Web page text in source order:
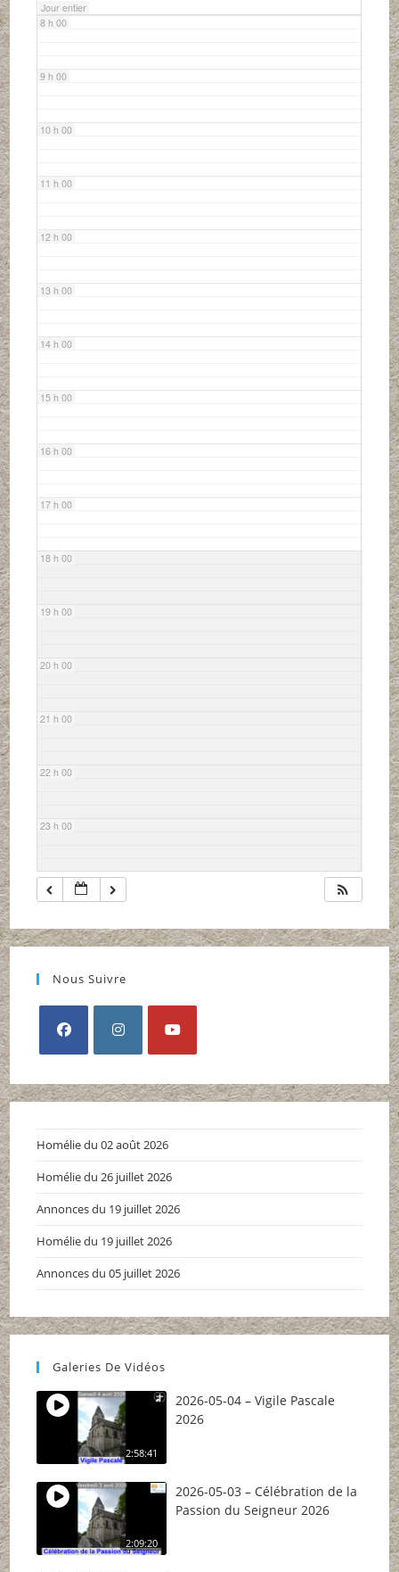
Jour entier
8 h 00
9 h 00
10 h 00
11 h 00
12 h 00
13 h 00
14 h 00
15 h 00
16 h 00
17 h 00
18 h 00
19 h 00
20 h 00
21 h 00
22 h 00
23 h 00
Nous Suivre
dans
onglet
dans
onglet
dans
onglet
Homélie du 02 août 2026
Homélie du 26 juillet 2026
Annonces du 19 juillet 2026
Homélie du 19 juillet 2026
Annonces du 05 juillet 2026
Galeries De Vidéos
2:58:41
2026-05-04 – Vigile Pascale
2026
2:09:20
2026-05-03 – Célébration de la
Passion du Seigneur 2026